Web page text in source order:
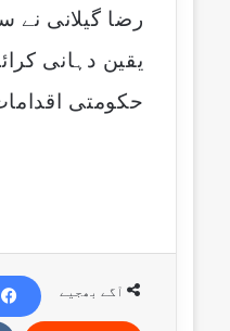
رضا گیلانی
یقین دہانی
حکومتی
آگے بھجیے